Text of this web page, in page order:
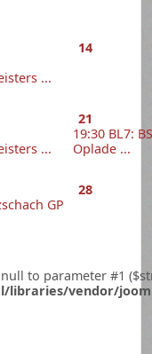
...
14
...
21
19:30 BL7:
Oplade ...
GP
28
null to parameter #1
libraries/vendor/